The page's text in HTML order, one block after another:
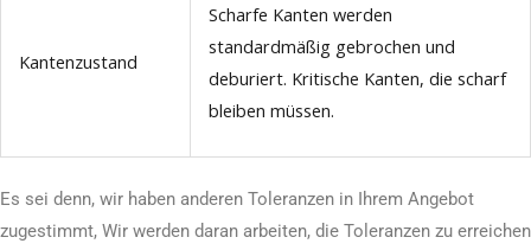
Kantenzustand
Scharfe Kanten werden
standardmäßig gebrochen und
deburiert. Kritische Kanten, die scharf
bleiben müssen.
Es sei denn, wir haben anderen Toleranzen in Ihrem Angebot
zugestimmt, Wir werden daran arbeiten, die Toleranzen zu erreichen